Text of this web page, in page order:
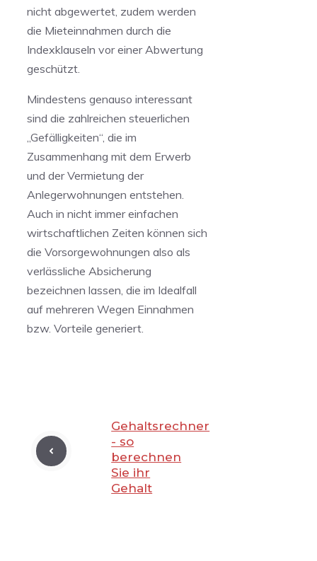
nicht abgewertet, zudem werden
die Mieteinnahmen durch die
Indexklauseln vor einer Abwertung
geschützt.
Mindestens genauso interessant
sind die zahlreichen steuerlichen
„Gefälligkeiten“, die im
Zusammenhang mit dem Erwerb
und der Vermietung der
Anlegerwohnungen entstehen.
Auch in nicht immer einfachen
wirtschaftlichen Zeiten können sich
die Vorsorgewohnungen also als
verlässliche Absicherung
bezeichnen lassen, die im Idealfall
auf mehreren Wegen Einnahmen
bzw. Vorteile generiert.
Gehaltsrechner
- so
berechnen
Sie ihr
Gehalt